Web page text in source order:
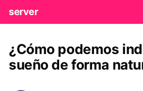
server
¿Cómo podemos
sueño de forma